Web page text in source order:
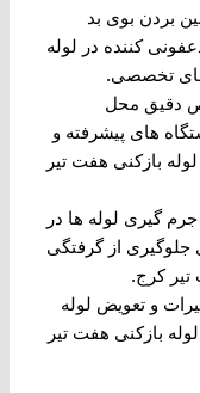
بین بردن بوی بد
کننده در لوله
تخصصی.
دقیق محل
های پیشرفته و
بازکنی هفت تیر
گیری لوله ها در
جلوگیری از گرفتگی
تیر کرج.
و تعویض لوله
بازکنی هفت تیر